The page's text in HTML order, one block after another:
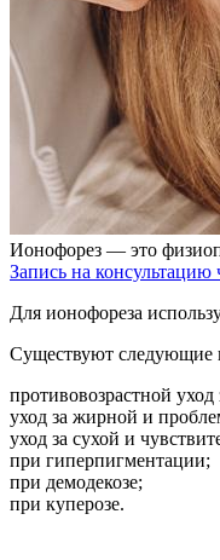
Ионофорез — это
Запись на консультацию
Для ионофореза
Существуют следующие
противовозрастной уход
уход за жирной и
уход за сухой и
при гиперпигментации;
при демодекозе;
при куперозе.